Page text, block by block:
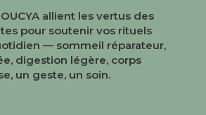
allient les vertus des
pour soutenir vos rituels
— sommeil réparateur,
digestion légère, corps
un geste, un soin.